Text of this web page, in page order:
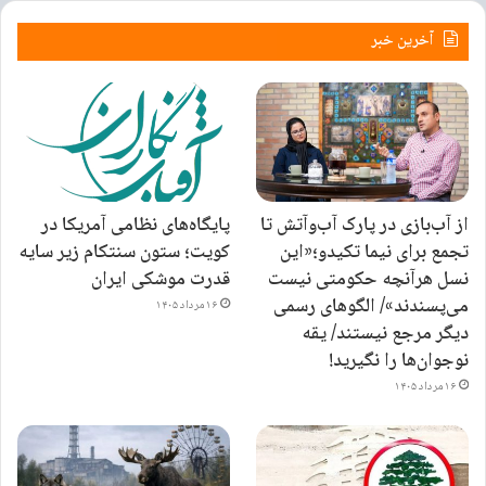
پرندرگاست هشدار داد: «از آنجا که این زنبور در همان محدوده‌ کوچک گل در
خطر انقراض پیدا شده، هر دو گونه ممکن است در برابر تغییرات زیست‌محیطی
منبع:بی‌بی‌سی
آخرین خبر
از آب‌بازی در پارک آب‌وآتش تا
تجمع برای نیما تکیدو؛«این
نسل هرآنچه حکومتی نیست
می‌پسندند»/ الگوهای رسمی
دیگر مرجع نیستند/ یقه
نوجوان‌ها را نگیرید!
۱۶ مرداد ۱۴۰۵
پایگاه‌های نظامی آمریکا در
کویت؛ ستون سنتکام زیر سایه
قدرت موشکی ایران
۱۶ مرداد ۱۴۰۵